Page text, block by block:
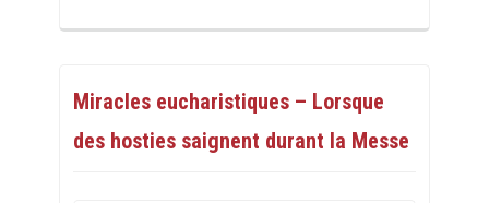
Miracles eucharistiques – Lorsque
des hosties saignent durant la Messe